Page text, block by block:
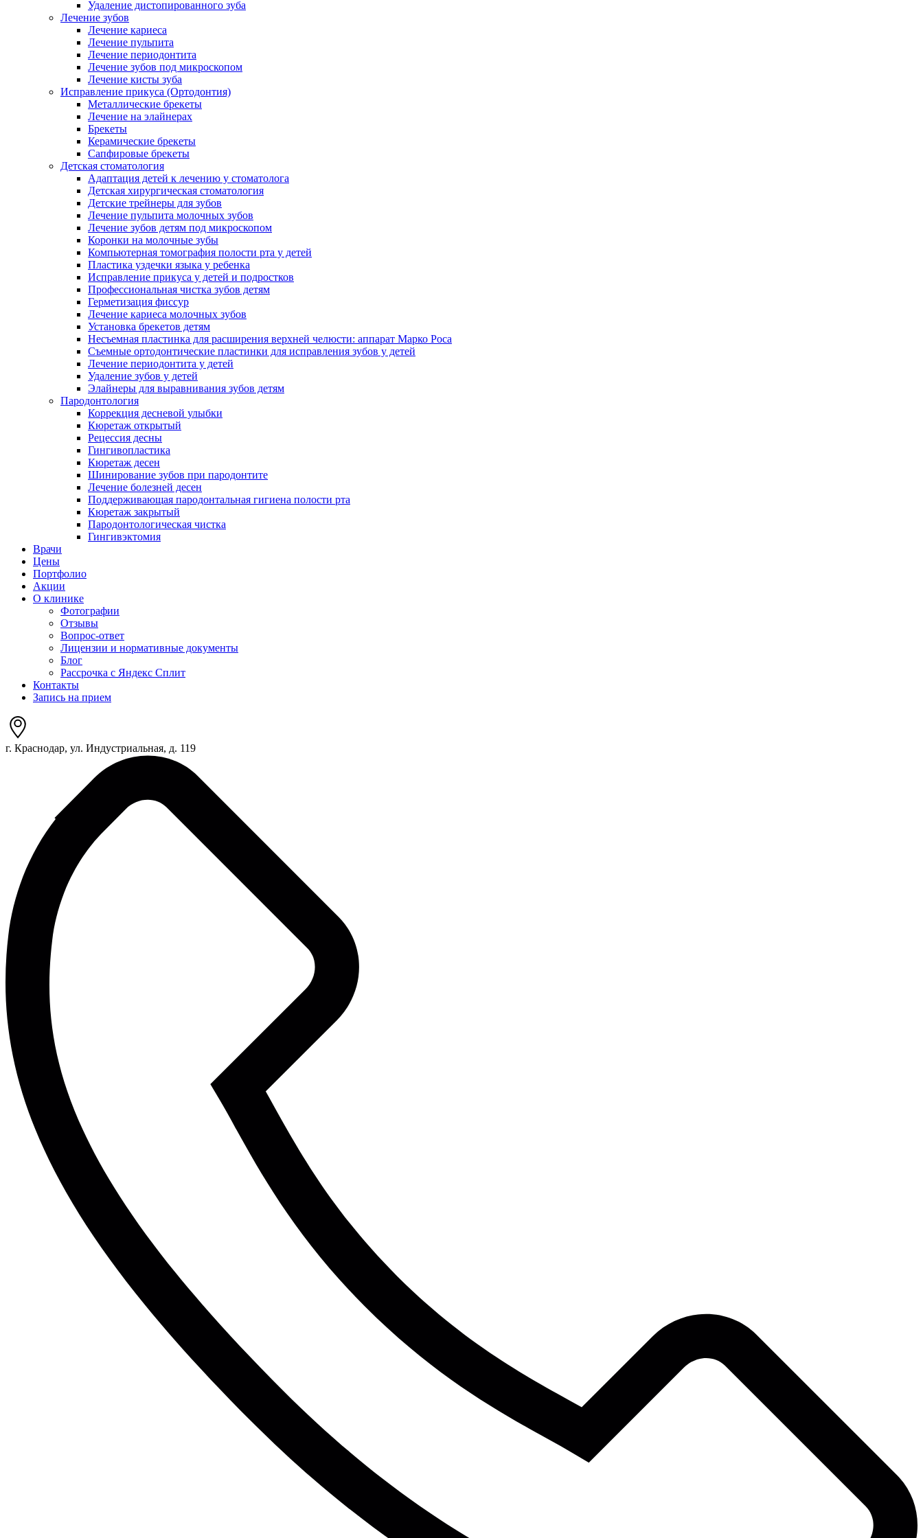
Удаление дистопированного зуба
Лечение зубов
Лечение кариеса
Лечение пульпита
Лечение периодонтита
Лечение зубов под микроскопом
Лечение кисты зуба
Исправление прикуса (Ортодонтия)
Металлические брекеты
Лечение на элайнерах
Брекеты
Керамические брекеты
Сапфировые брекеты
Детская стоматология
Адаптация детей к лечению у стоматолога
Детская хирургическая стоматология
Детские трейнеры для зубов
Лечение пульпита молочных зубов
Лечение зубов детям под микроскопом
Коронки на молочные зубы
Компьютерная томография полости рта у детей
Пластика уздечки языка у ребенка
Исправление прикуса у детей и подростков
Профессиональная чистка зубов детям
Герметизация фиссур
Лечение кариеса молочных зубов
Установка брекетов детям
Несъемная пластинка для расширения верхней челюсти: аппарат Марко Роса
Съемные ортодонтические пластинки для исправления зубов у детей
Лечение периодонтита у детей
Удаление зубов у детей
Элайнеры для выравнивания зубов детям
Пародонтология
Коррекция десневой улыбки
Кюретаж открытый
Рецессия десны
Гингивопластика
Кюретаж десен
Шинирование зубов при пародонтите
Лечение болезней десен
Поддерживающая пародонтальная гигиена полости рта
Кюретаж закрытый
Пародонтологическая чистка
Гингивэктомия
Врачи
Цены
Портфолио
Акции
О клинике
Фотографии
Отзывы
Вопрос-ответ
Лицензии и нормативные документы
Блог
Рассрочка с Яндекс Сплит
Контакты
Запись на прием
г. Краснодар, ул. Индустриальная, д. 119